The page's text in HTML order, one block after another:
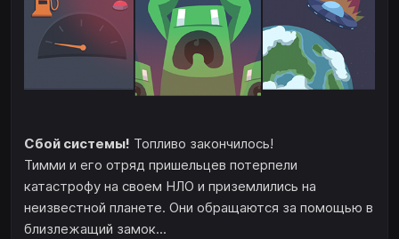
Сбой системы! Топливо закончилось!
Тимми и его отряд пришельцев потерпели
катастрофу на своем НЛО и приземлились на
неизвестной планете. Они обращаются за помощью в
близлежащий замок...